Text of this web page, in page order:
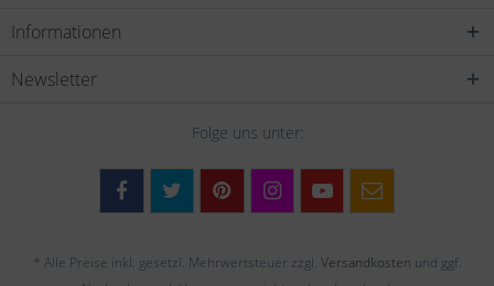
Informationen
Newsletter
Folge uns unter:
* Alle Preise inkl. gesetzl. Mehrwertsteuer zzgl. Versandkosten und ggf.